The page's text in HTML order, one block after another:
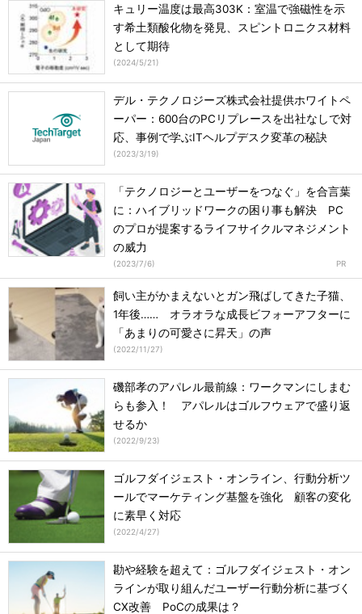
キュリー温度は最高303K：室温で強磁性を示
す希土類酸化物を発見、スピントロニクス材料
として期待
(2024/5/21)
デル・テクノロジーズ株式会社提供ホワイトペ
ーパー：600台のPCリプレースを出社なしで対
応、事例で学ぶITヘルプデスク変革の秘訣
(2023/3/19)
「テクノロジーとユーザーをつなぐ」を合言葉
に：ハイブリッドワークの困り事も解決 PC
のプロが提案するライフサイクルマネジメント
の威力
(2023/7/6)
飼い主がかまえないとガン飛ばしてきた子猫、
1年後…… オラオラな成長ビフォーアフターに
「あまりの可愛さに昇天」の声
(2022/11/27)
磯部孝のアパレル最前線：ワークマンにしまむ
らも参入！ アパレルはゴルフウェアで盛り返
せるか
(2022/9/23)
ゴルフダイジェスト・オンライン、行動分析ツ
ールでマーケティング基盤を強化 顧客の変化
に素早く対応
(2022/4/27)
勘や経験を超えて：ゴルフダイジェスト・オン
ラインが取り組んだユーザー行動分析に基づく
CX改善 PoCの成果は？